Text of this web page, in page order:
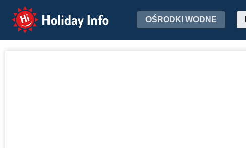
Holiday Info OŚRODKI WODNE